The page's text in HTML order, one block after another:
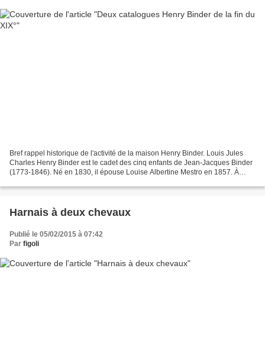
Bref rappel historique de l'activité de la maison Henry Binder. Louis Jules
Charles Henry Binder est le cadet des cinq enfants de Jean-Jacques Binder
(1773-1846). Né en 1830, il épouse Louise Albertine Mestro en 1857. À
Harnais à deux chevaux
Publié le 05/02/2015 à 07:42
Par figoli